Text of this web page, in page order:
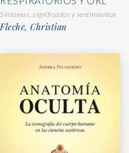
Síntomas, significados y sentimientos
Fleche, Christian